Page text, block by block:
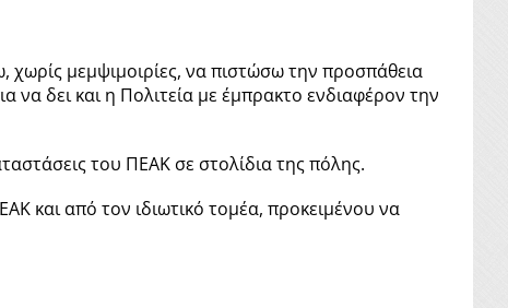
μεμψιμοιρίες, να πιστώσω την προσπάθεια
δει και η Πολιτεία με έμπρακτο ενδιαφέρον την
του ΠΕΑΚ σε στολίδια της πόλης.
και από τον ιδιωτικό τομέα, προκειμένου να